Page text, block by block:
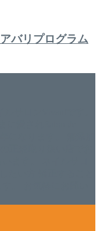
バリプログラム